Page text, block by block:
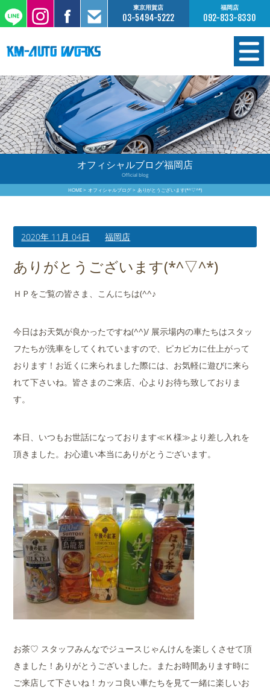
東京用賀店
03-5494-5222
福岡店
092-833-8330
在庫情報
オーダー販売
工場サービス
保証について
買取査定のご案内
店舗案内
会社概要
オフィシャルブログ福岡店
Official blog
HOME オフィシャルブログ ありがとうございます(*^▽^*)
2020年 11月 04日 福岡店
ありがとうございます(*^▽^*)
ＨＰをご覧の皆さま、こんにちは(^^♪
今日はお天気が良かったですね(^^)/ 展示場内の車たちはスタッ
フたちが洗車をしてくれていますので、ピカピカに仕上がって
おります！お近くに来られました際には、お気軽に遊びに来ら
れて下さいね。皆さまのご来店、心よりお待ち致しておりま
す。
本日、いつもお世話になっております≪Ｋ様≫より差し入れを
頂きました。お心遣い本当にありがとうございます。
お茶♡ スタッフみんなでジュースじゃんけんを楽しくさせて頂
きました！ありがとうございました。またお時間あります時に
ご来店して下さいね！カッコ良い車たちを見て一緒に楽しいお